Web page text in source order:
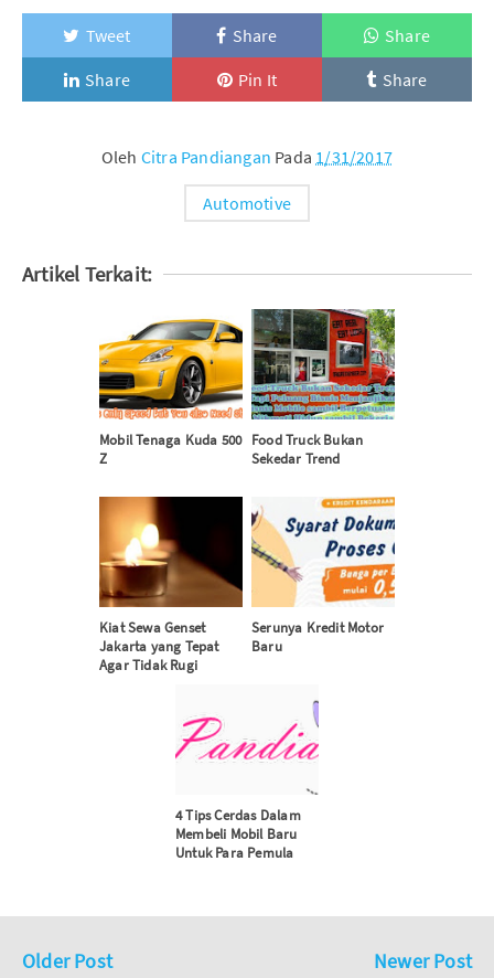
Tweet Share
Share
Share
Pin It Share
Oleh Citra Pandiangan Pada 1/31/2017
Automotive
Artikel Terkait:
Mobil Tenaga Kuda 500
Z
Food Truck Bukan
Sekedar Trend
Kiat Sewa Genset
Jakarta yang Tepat
Agar Tidak Rugi
Serunya Kredit Motor
Baru
4 Tips Cerdas Dalam
Membeli Mobil Baru
Untuk Para Pemula
Newer Post
Older Post